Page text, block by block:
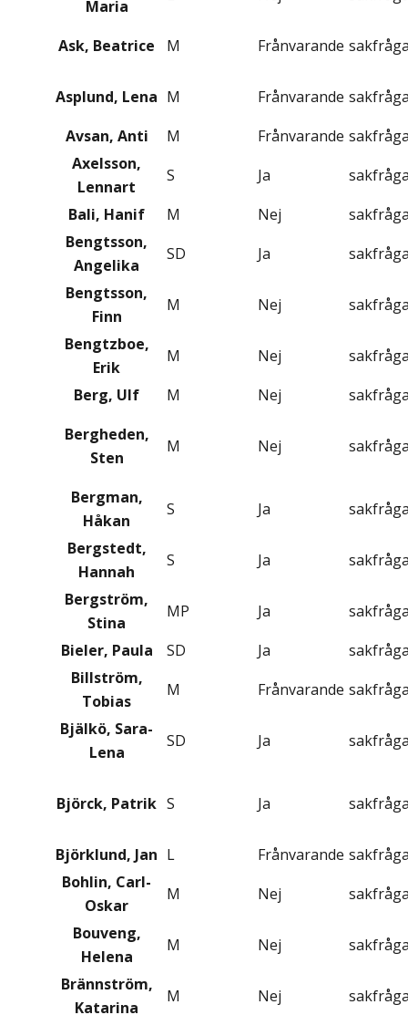
Maria
Ask, Beatrice M Frånvarande
Asplund, Lena M Frånvarande
Avsan, Anti
M Frånvarande
Axelsson,
Lennart
S Ja
Bali, Hanif
M Nej
Bengtsson,
Angelika
SD Ja
Bengtsson,
Finn
M Nej
Bengtzboe,
Erik
M Nej
Berg, Ulf
M Nej
Bergheden,
Sten
M Nej
Bergman,
Håkan
S Ja
Bergstedt,
Hannah
S Ja
Bergström,
Stina
MP Ja
Bieler, Paula
SD Ja
Billström,
Tobias
M Frånvarande
Bjälkö, Sara-
Lena
SD Ja
Björck, Patrik S Ja
Björklund, Jan L Frånvarande
Bohlin, Carl-
Oskar
M Nej
Bouveng,
Helena
M Nej
Brännström,
Katarina
M Nej